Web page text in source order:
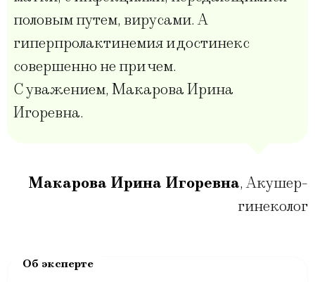
половым путем, вирусами. А
гиперпролактинемия и достинекс
совершенно не при чем.
С уважением, Макарова Ирина
Игоревна.
Макарова Ирина Игоревна,Акушер-
гинеколог